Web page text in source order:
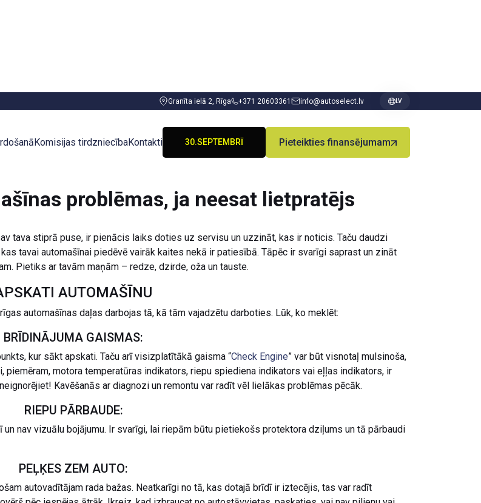
Granīta ielā 2, Rīga +371 20603361 info@autoselect.lv LV
Komisijas tirdzniecībaKontakti 30.SEPTEMBRĪ
Pieteikties finansējumam
problēmas, ja neesat lietpratējs
tava stiprā puse, ir pienācis laiks doties uz servisu un uzzināt, kas ir noticis. Taču daudzi
tavai automašīnai piedēvē vairāk kaites nekā ir patiesībā. Tāpēc ir svarīgi saprast un zināt
Pietiks ar tavām maņām – redze, dzirde, oža un tauste.
AUTOMAŠĪNU
automašīnas daļas darbojas tā, kā tām vajadzētu darboties. Lūk, ko meklēt:
BRĪDINĀJUMA GAISMAS:
kur sākt apskati. Taču arī visizplatītākā gaisma “Check Engine” var būt visnotaļ mulsinoša,
piemēram, motora temperatūras indikators, riepu spiediena indikators vai eļļas indikators, ir
Kavēšanās ar diagnozi un remontu var radīt vēl lielākas problēmas pēcāk.
RIEPU PĀRBAUDE:
nav vizuālu bojājumu. Ir svarīgi, lai riepām būtu pietiekošs protektora dziļums un tā pārbaudi
PEĻĶES ZEM AUTO:
autovadītājam rada bažas. Neatkarīgi no tā, kas dotajā brīdī ir iztecējis, tas var radīt